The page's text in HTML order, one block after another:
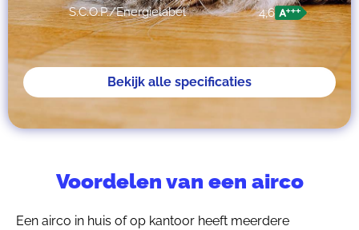
S.C.O.P./Energielabel
4,6
Bekijk alle specificaties
Voordelen van een airco
Een airco in huis of op kantoor heeft meerdere